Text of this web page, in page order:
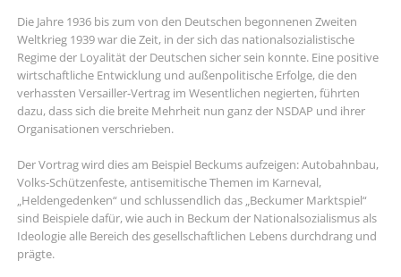
Die Jahre 1936 bis zum von den Deutschen begonnenen Zweiten
Weltkrieg 1939 war die Zeit, in der sich das nationalsozialistische
Regime der Loyalität der Deutschen sicher sein konnte. Eine positive
wirtschaftliche Entwicklung und außenpolitische Erfolge, die den
verhassten Versailler-Vertrag im Wesentlichen negierten, führten
dazu, dass sich die breite Mehrheit nun ganz der NSDAP und ihrer
Organisationen verschrieben.
Der Vortrag wird dies am Beispiel Beckums aufzeigen: Autobahnbau,
Volks-Schützenfeste, antisemitische Themen im Karneval,
„Heldengedenken“ und schlussendlich das „Beckumer Marktspiel“
sind Beispiele dafür, wie auch in Beckum der Nationalsozialismus als
Ideologie alle Bereich des gesellschaftlichen Lebens durchdrang und
prägte.